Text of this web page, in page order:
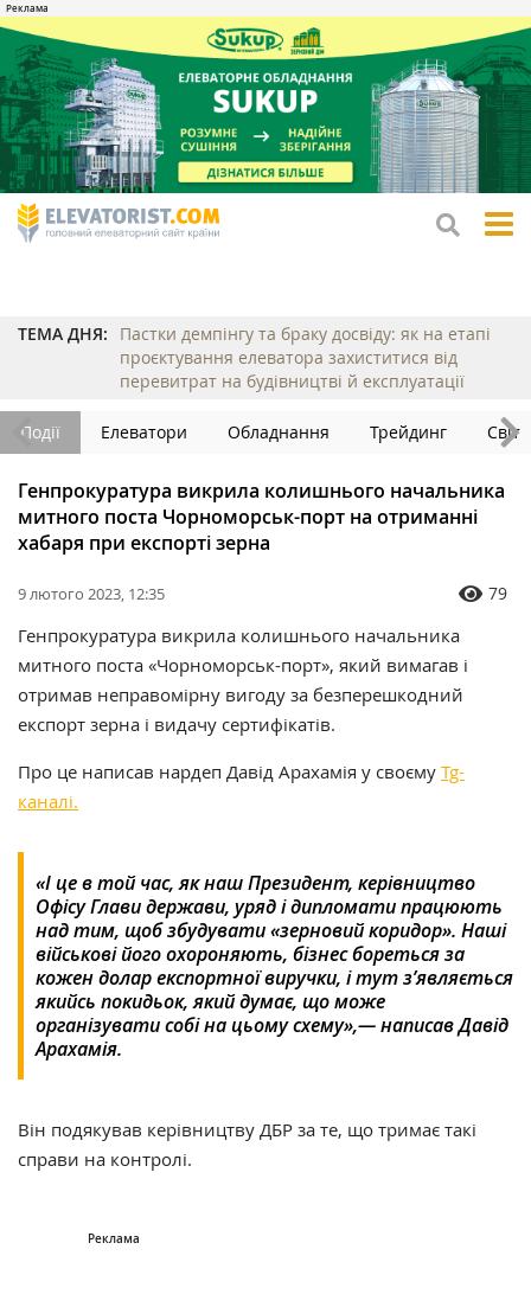
ТЕМА ДНЯ:
Пастки демпінгу та браку досвіду: як на етапі
проєктування елеватора захиститися від
перевитрат на будівництві й експлуатації
Події Елеватори Обладнання Трейдинг Світ
Генпрокуратура викрила колишнього начальника
митного поста Чорноморськ-порт на отриманні
хабаря при експорті зерна
9 лютого 2023, 12:35 79
Генпрокуратура викрила колишнього начальника
митного поста «Чорноморськ-порт», який вимагав і
отримав неправомірну вигоду за безперешкодний
експорт зерна і видачу сертифікатів.
Про це написав нардеп Давід Арахамія у своєму Tg-
каналі.
«І це в той час, як наш Президент, керівництво
Офісу Глави держави, уряд і дипломати працюють
над тим, щоб збудувати «зерновий коридор». Наші
військові його охороняють, бізнес бореться за
кожен долар експортної виручки, і тут з’являється
якийсь покидьок, який думає, що може
організувати собі на цьому схему»,— написав Давід
Арахамія.
Він подякував керівництву ДБР за те, що тримає такі
справи на контролі.